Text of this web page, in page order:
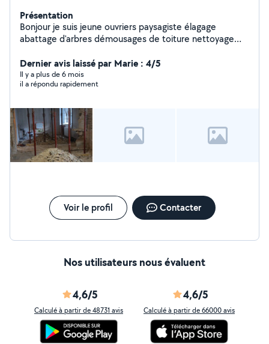
Présentation
Bonjour je suis jeune ouvriers paysagiste élagage
abattage d'arbres démousages de toiture nettoyage
maisonnerie je peux faire des tours de déchetterie
évacuation de gravats et encombrement je réponds à
toutes demandes
Dernier avis laissé par Marie : 4/5
Il y a plus de 6 mois
il a répondu rapidement
Voir le profil Contacter
Nos utilisateurs nous évaluent
4,6/5
Calculé à partir de 48731 avis
4,6/5
Calculé à partir de 66000 avis